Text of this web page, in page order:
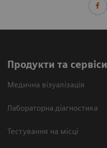
Продукти та сервіси
Медична візуалізація
Лабораторна діагностика
Тестування на місці